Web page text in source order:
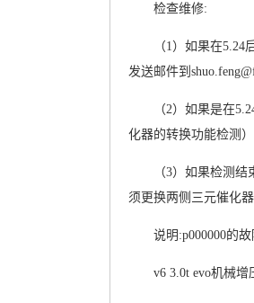
检查维修:
（1）如果在
发送邮件到
（2）如果是在
化器的转换功能检测）
（3）如果检测
须更换两侧三元催化
说明:p000000的
v6 3.0t evo机械增